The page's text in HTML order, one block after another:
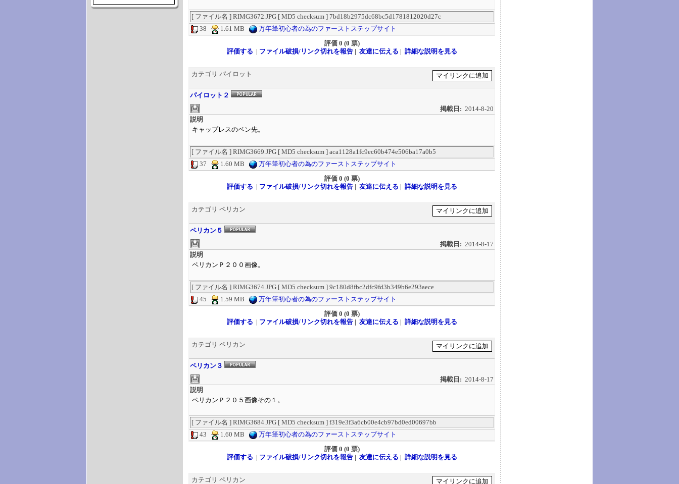
[ ファイル名 ] RIMG3672.JPG [ MD5 checksum ] 7bd18b2975dc68bc5d1781812020d27c
38
1.61 MB
万年筆初心者の為のファーストステップサイト
評価0 (0 票)
評価する | ファイル破損/リンク切れを報告| 友達に伝える | 詳細な説明を見る
カテゴリ パイロット
パイロット２
掲載日: 2014-8-20
説明
キャップレスのペン先。
[ ファイル名 ] RIMG3669.JPG [ MD5 checksum ] aca1128a1fc9ec60b474e506ba17a0b5
37
1.60 MB
万年筆初心者の為のファーストステップサイト
評価0 (0 票)
評価する | ファイル破損/リンク切れを報告| 友達に伝える | 詳細な説明を見る
カテゴリ ペリカン
ペリカン５
掲載日: 2014-8-17
説明
ペリカンＰ２００画像。
[ ファイル名 ] RIMG3674.JPG [ MD5 checksum ] 9c180d8fbc2dfc9fd3b349b6e293aece
45
1.59 MB
万年筆初心者の為のファーストステップサイト
評価0 (0 票)
評価する | ファイル破損/リンク切れを報告| 友達に伝える | 詳細な説明を見る
カテゴリ ペリカン
ペリカン３
掲載日: 2014-8-17
説明
ペリカンＰ２０５画像その１。
[ ファイル名 ] RIMG3684.JPG [ MD5 checksum ] f319e3f3a6cb00e4cb97bd0ed00697bb
43
1.60 MB
万年筆初心者の為のファーストステップサイト
評価0 (0 票)
評価する | ファイル破損/リンク切れを報告| 友達に伝える | 詳細な説明を見る
カテゴリ ペリカン